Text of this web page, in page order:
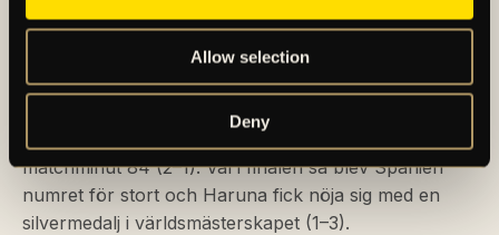
Allow selection
Deny
imponera då man slog ut Frankrike i kvartsfinalen
efter att Haruna satt dit den avgörande straffen i
straffläggningen. Japan ställdes därefter mot Brasilien
i semifinal och man skulle även se till att gå vinnande
matchminut 84 (2–1). Väl i finalen så blev Spanien
numret för stort och Haruna fick nöja sig med en
silvermedalj i världsmästerskapet (1–3).